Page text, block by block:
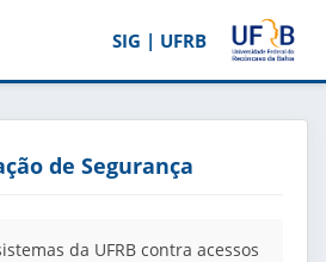
SIG | UFRB
de Segurança
da UFRB contra acessos